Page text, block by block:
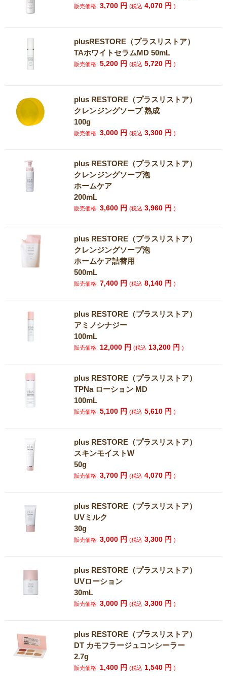
販売価格: 3,700 円(税込 4,070 円)
plusRESTORE（プラスリストア）
TAホワイトセラムMD 50mL
販売価格: 5,200 円(税込 5,720 円)
plus RESTORE（プラスリストア）
クレンジングソープ 熟成
100g
販売価格: 3,000 円(税込 3,300 円)
plus RESTORE（プラスリストア）
クレンジングソープ泡
ホームケア
200mL
販売価格: 3,600 円(税込 3,960 円)
plus RESTORE（プラスリストア）
クレンジングソープ泡
ホームケア詰替用
500mL
販売価格: 7,400 円(税込 8,140 円)
plus RESTORE（プラスリストア）
アミノシナジー
100mL
販売価格: 12,000 円(税込 13,200 円)
plus RESTORE（プラスリストア）
TPNa ローション MD
100mL
販売価格: 5,100 円(税込 5,610 円)
plus RESTORE（プラスリストア）
スキンモイストW
50g
販売価格: 3,700 円(税込 4,070 円)
plus RESTORE（プラスリストア）
UVミルク
30g
販売価格: 3,000 円(税込 3,300 円)
plus RESTORE（プラスリストア）
UVローション
30mL
販売価格: 3,000 円(税込 3,300 円)
plus RESTORE（プラスリストア）
DT カモフラージュコンシーラー
2.7g
販売価格: 1,400 円(税込 1,540 円)